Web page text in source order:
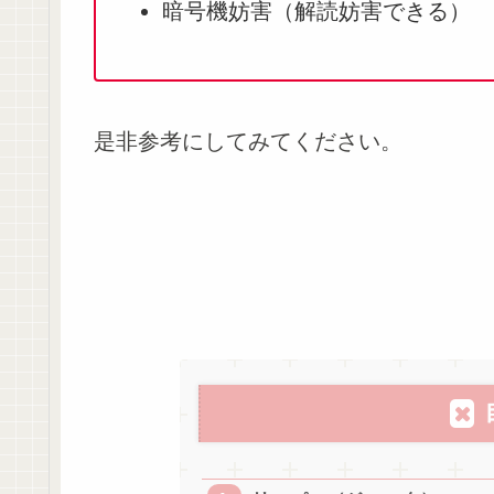
暗号機妨害（解読妨害できる）
是非参考にしてみてください。